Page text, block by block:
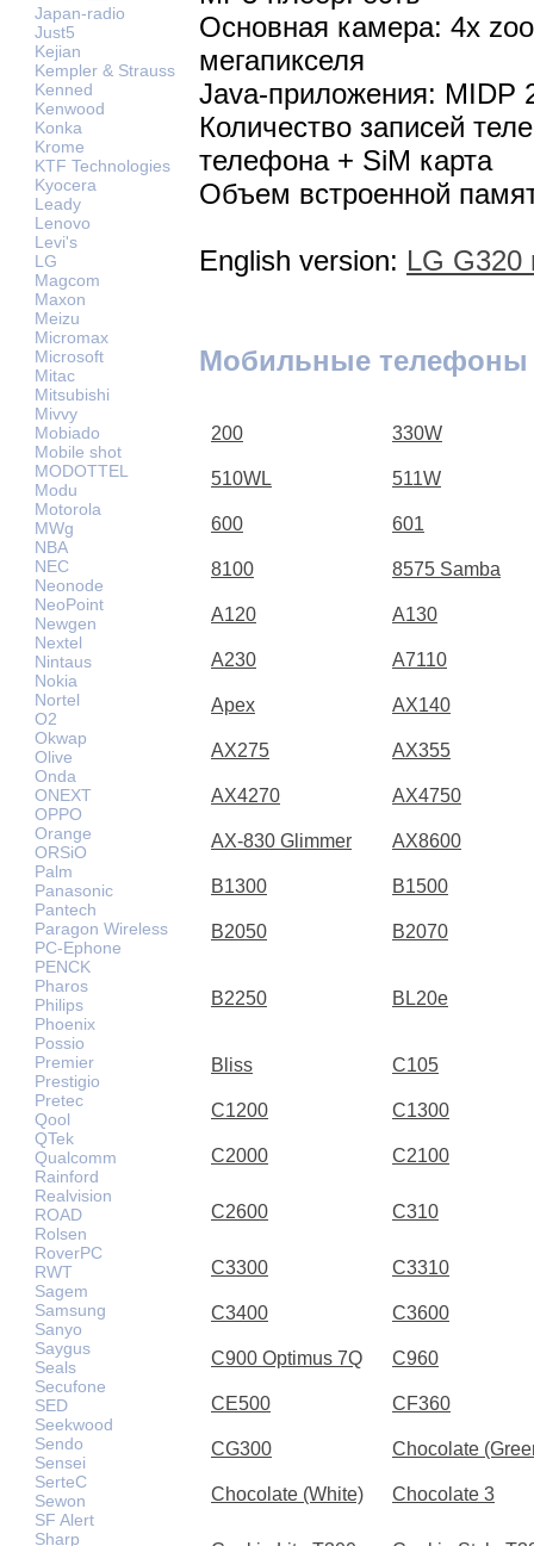
Japan-radio
Just5
Kejian
Kempler & Strauss
Kenned
Kenwood
Konka
Krome
KTF Technologies
Kyocera
Leady
Lenovo
Levi's
LG
Magcom
Maxon
Meizu
Micromax
Microsoft
Mitac
Mitsubishi
Mivvy
Mobiado
Mobile shot
MODOTTEL
Modu
Motorola
MWg
NBA
NEC
Neonode
NeoPoint
Newgen
Nextel
Nintaus
Nokia
Nortel
O2
Okwap
Olive
Onda
ONEXT
OPPO
Orange
ORSiO
Palm
Panasonic
Pantech
Paragon Wireless
PC-Ephone
PENCK
Pharos
Philips
Phoenix
Possio
Premier
Prestigio
Pretec
Qool
QTek
Qualcomm
Rainford
Realvision
ROAD
Rolsen
RoverPC
RWT
Sagem
Samsung
Sanyo
Saygus
Seals
Secufone
SED
Seekwood
Sendo
Sensei
SerteC
Sewon
SF Alert
Sharp
Основная камера: 4x
мегапикселя
Java-приложения: MIDP
Количество записей
телефона + SiM карта
Объем встроенной
English version: LG G320
Мобильные телефоны
200 330W
510WL 511W
600 601
8100 8575 Samba
A120 A130
A230 A7110
Apex AX140
AX275 AX355
AX4270 AX4750
AX-830 Glimmer AX8600
B1300 B1500
B2050 B2070
B2250 BL20e
Bliss C105
C1200 C1300
C2000 C2100
C2600 C310
C3300 C3310
C3400 C3600
C900 Optimus 7Q C960
CE500 CF360
CG300 Chocolate
Chocolate (White) Chocolate 3